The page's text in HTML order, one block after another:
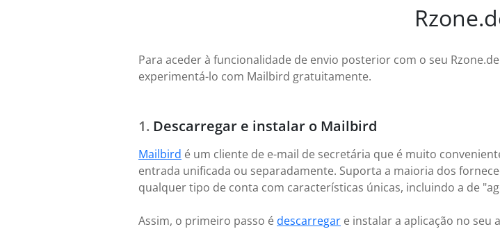
Para aceder à funcionalidade de envio posterior com o seu
experimentá-lo com Mailbird gratuitamente.
Descarregar e instalar o Mailbird
Mailbird é um cliente de e-mail de secretária que é muito
entrada unificada ou separadamente. Suporta a maioria dos
qualquer tipo de conta com características únicas, incluindo a de
Assim, o primeiro passo é descarregar e instalar a aplicação no seu